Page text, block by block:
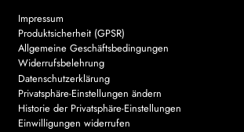
Impressum
Produktsicherheit (GPSR)
Allgemeine Geschäftsbedingungen
Widerrufsbelehrung
Datenschutzerklärung
Privatsphäre-Einstellungen ändern
Historie der Privatsphäre-Einstellungen
Einwilligungen widerrufen